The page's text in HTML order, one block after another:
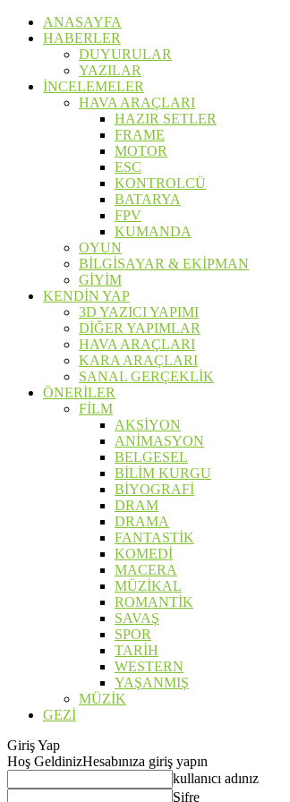
ANASAYFA
HABERLER
DUYURULAR
YAZILAR
İNCELEMELER
HAVA ARAÇLARI
HAZIR SETLER
FRAME
MOTOR
ESC
KONTROLCÜ
BATARYA
FPV
KUMANDA
OYUN
BİLGİSAYAR & EKİPMAN
GİYİM
KENDİN YAP
3D YAZICI YAPIMI
DİĞER YAPIMLAR
HAVA ARAÇLARI
KARA ARAÇLARI
SANAL GERÇEKLİK
ÖNERİLER
FİLM
AKSİYON
ANİMASYON
BELGESEL
BİLİM KURGU
BİYOGRAFİ
DRAM
DRAMA
FANTASTİK
KOMEDİ
MACERA
MÜZİKAL
ROMANTİK
SAVAŞ
SPOR
TARİH
WESTERN
YAŞANMIŞ
MÜZİK
GEZİ
Giriş Yap
Hoş GeldinizHesabınıza giriş yapın
kullanıcı adınız
Şifre